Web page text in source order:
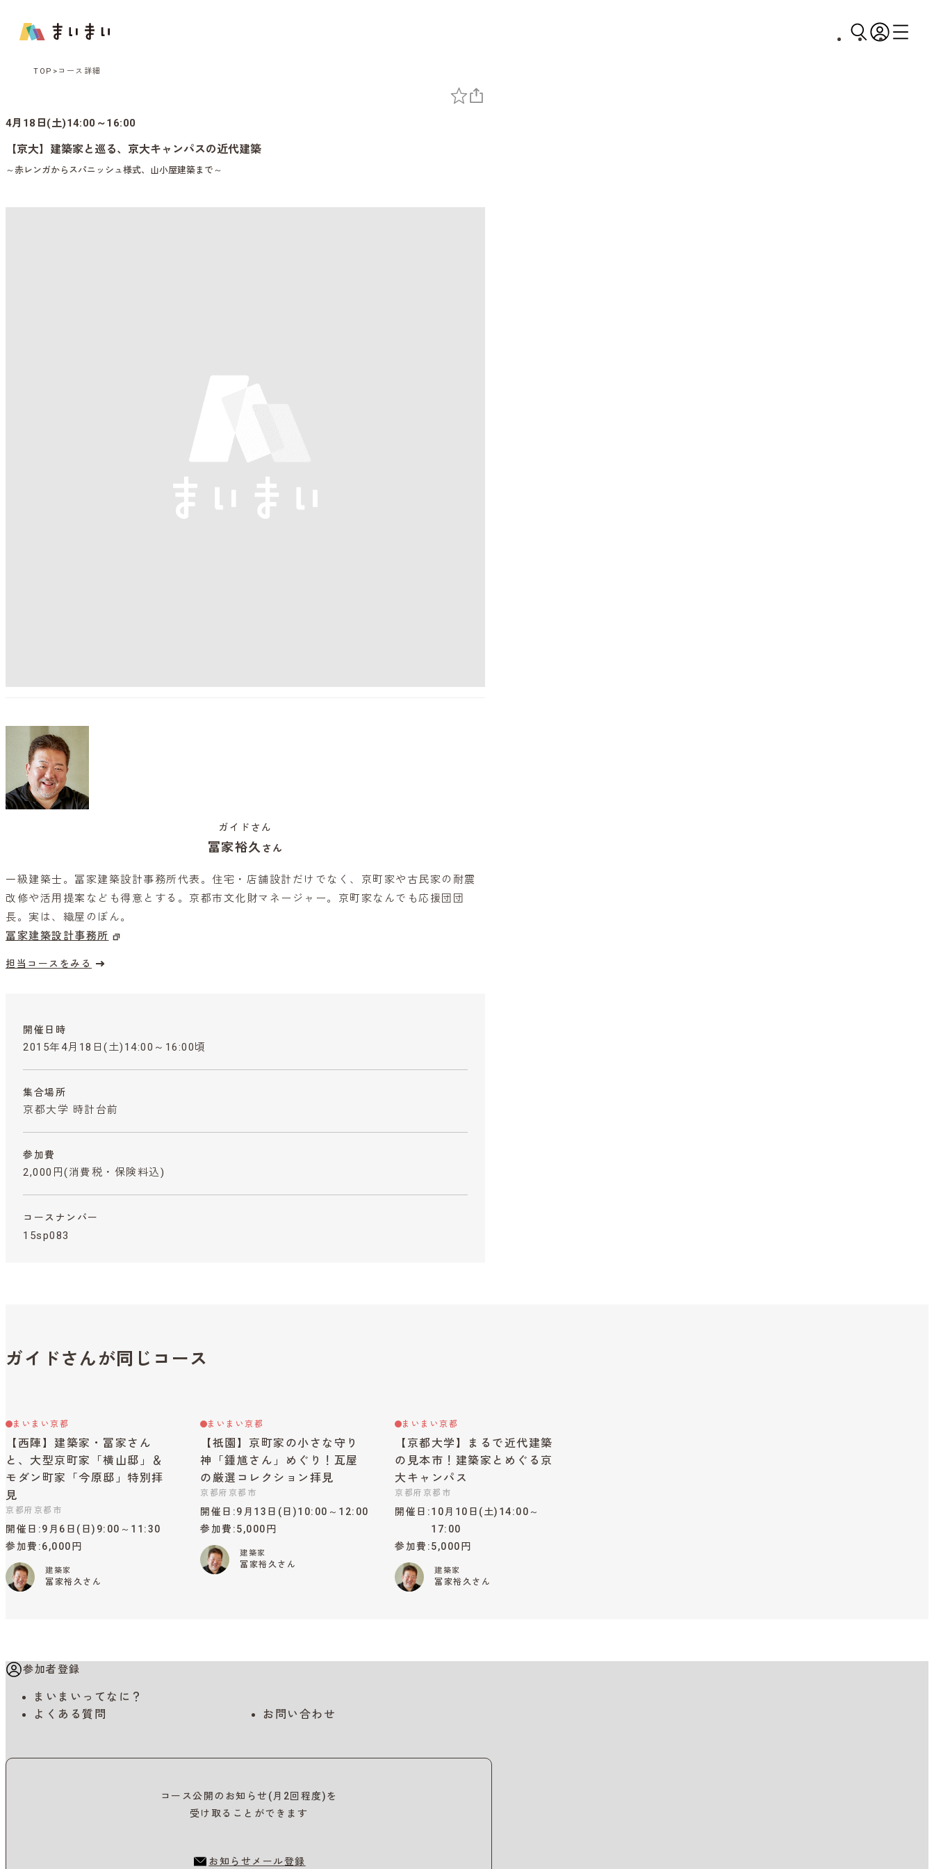
TOP コース詳細
4月18日(土)14:00～16:00
【京大】建築家と巡る、京大キャンパスの近代建築
～赤レンガからスパニッシュ様式、山小屋建築まで～
ガイドさん
冨家裕久 さん
一級建築士。冨家建築設計事務所代表。住宅・店舗設計だけでなく、京町家や古民家の耐震
改修や活用提案なども得意とする。京都市文化財マネージャー。京町家なんでも応援団団
長。実は、織屋のぼん。
冨家建築設計事務所
担当コースをみる
開催日時
2015年4月18日(土)14:00～16:00頃
集合場所
京都大学 時計台前
参加費
2,000円 (消費税・保険料込)
コースナンバー
15sp083
ガイドさんが同じコース
まいまい京都
【西陣】建築家・冨家さん
と、大型京町家「横山邸」＆
モダン町家「今原邸」特別拝
見
京都府京都市
開催日
9月6日(日)9:00～11:30
参加費 6,000円
建築家
冨家裕久さん
まいまい京都
【祇園】京町家の小さな守り
神「鍾馗さん」めぐり！瓦屋
の厳選コレクション拝見
京都府京都市
開催日
9月13日(日)10:00～12:00
参加費 5,000円
建築家
冨家裕久さん
まいまい京都
【京都大学】まるで近代建築
の見本市！建築家とめぐる京
大キャンパス
京都府京都市
開催日
10月10日(土)14:00～
17:00
参加費 5,000円
建築家
冨家裕久さん
参加者登録
まいまいってなに？
よくある質問
お問い合わせ
コース公開のお知らせ(月2回程度)を
受け取ることができます
お知らせメール登録